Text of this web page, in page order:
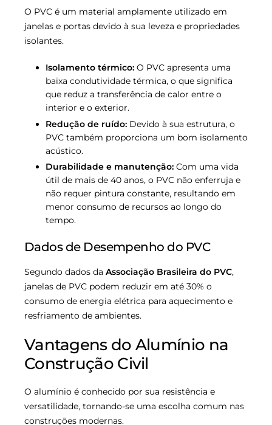
O PVC é um material amplamente utilizado em
janelas e portas devido à sua leveza e propriedades
isolantes.
Isolamento térmico: O PVC apresenta uma
baixa condutividade térmica, o que significa
que reduz a transferência de calor entre o
interior e o exterior.
Redução de ruído: Devido à sua estrutura, o
PVC também proporciona um bom isolamento
acústico.
Durabilidade e manutenção: Com uma vida
útil de mais de 40 anos, o PVC não enferruja e
não requer pintura constante, resultando em
menor consumo de recursos ao longo do
tempo.
Dados de Desempenho do PVC
Segundo dados da Associação Brasileira do PVC,
janelas de PVC podem reduzir em até 30% o
consumo de energia elétrica para aquecimento e
resfriamento de ambientes.
Vantagens do Alumínio na
Construção Civil
O alumínio é conhecido por sua resistência e
versatilidade, tornando-se uma escolha comum nas
construções modernas.